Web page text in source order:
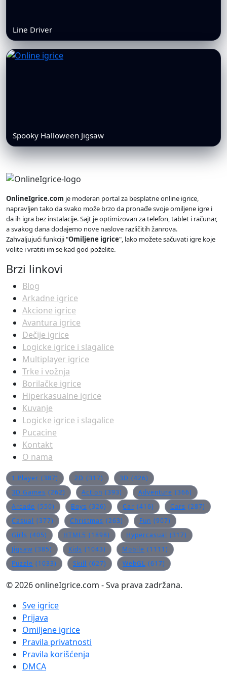
Line Driver
Spooky Halloween Jigsaw
OnlineIgrice.com je moderan portal za besplatne online igrice,
napravljen tako da svako može brzo da pronađe svoje omiljene igre i
da ih igra bez instalacije. Sajt je optimizovan za telefon, tablet i računar,
a svakog dana dodajemo nove naslove različitih žanrova.
Zahvaljujući funkciji "Omiljene igrice", lako možete sačuvati igre koje
volite i vratiti im se kad god poželite.
Brzi linkovi
Blog
Arkadne igrice
Akcione igrice
Avantura igrice
Dečije igrice
Logicke igrice i slagalice
Multiplayer igrice
Trke i vožnja
Borilačke igrice
Hiperkasualne igrice
Kuvanje
Logicke igrice i slagalice
Pucacine
Kontakt
O nama
1 Player (387) 2D (317) 3D (426)
3D Games (262) Action (393) Adventure (366)
Arcade (550) Boys (326) Car (416) Cars (287)
Casual (377) Christmas (263) Fun (907)
Girls (405) HTML5 (1898) Hypercasual (317)
Jigsaw (385) Kids (1043) Mobile (1111)
Puzzle (1033) Skill (627) WebGL (617)
© 2026 onlineIgrice.com - Sva prava zadržana.
Sve igrice
Prijava
Omiljene igrice
Pravila privatnosti
Pravila korišćenja
DMCA